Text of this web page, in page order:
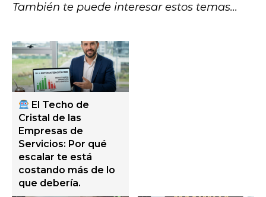
También te puede interesar estos temas...
El Techo de
Cristal de las
Empresas de
Servicios: Por qué
escalar te está
costando más de lo
que debería.